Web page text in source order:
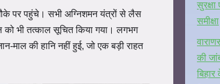
पर पहुंचे। सभी अग्निशमन यंत्रों से लैस
को भी तत्काल सूचित किया गया। लगभग
माल की हानि नहीं हुई, जो एक बड़ी राहत
समीक्षा
की